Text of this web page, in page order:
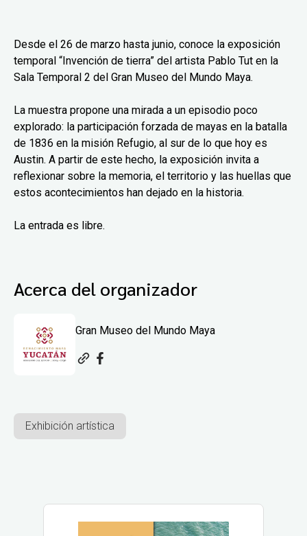
Desde el 26 de marzo hasta junio, conoce la exposición
temporal “Invención de tierra” del artista Pablo Tut en la
Sala Temporal 2 del Gran Museo del Mundo Maya.
La muestra propone una mirada a un episodio poco
explorado: la participación forzada de mayas en la batalla
de 1836 en la misión Refugio, al sur de lo que hoy es
Austin. A partir de este hecho, la exposición invita a
reflexionar sobre la memoria, el territorio y las huellas que
estos acontecimientos han dejado en la historia.
La entrada es libre.
Acerca del organizador
Gran Museo del Mundo Maya
Exhibición artística